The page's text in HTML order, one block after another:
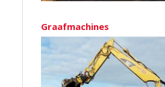
Graafmachines